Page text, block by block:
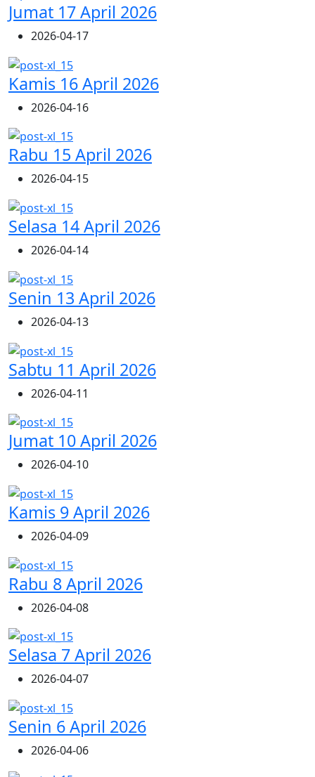
Jumat 17 April 2026
2026-04-17
Kamis 16 April 2026
2026-04-16
Rabu 15 April 2026
2026-04-15
Selasa 14 April 2026
2026-04-14
Senin 13 April 2026
2026-04-13
Sabtu 11 April 2026
2026-04-11
Jumat 10 April 2026
2026-04-10
Kamis 9 April 2026
2026-04-09
Rabu 8 April 2026
2026-04-08
Selasa 7 April 2026
2026-04-07
Senin 6 April 2026
2026-04-06